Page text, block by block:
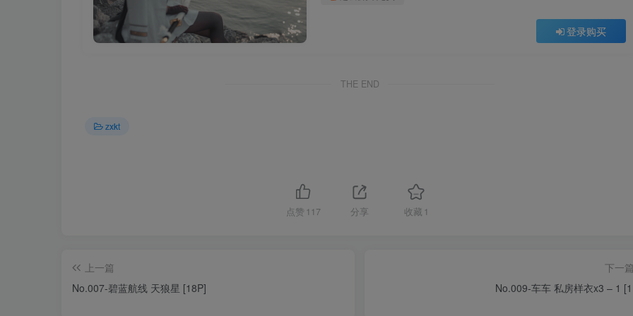
登录购买
THE END
zxkt
点赞 117 分享 收藏 1
上一篇
No.007-碧蓝航线 天狼星 [18P]
下一篇
No.009-车车 私房样衣x3 – 1